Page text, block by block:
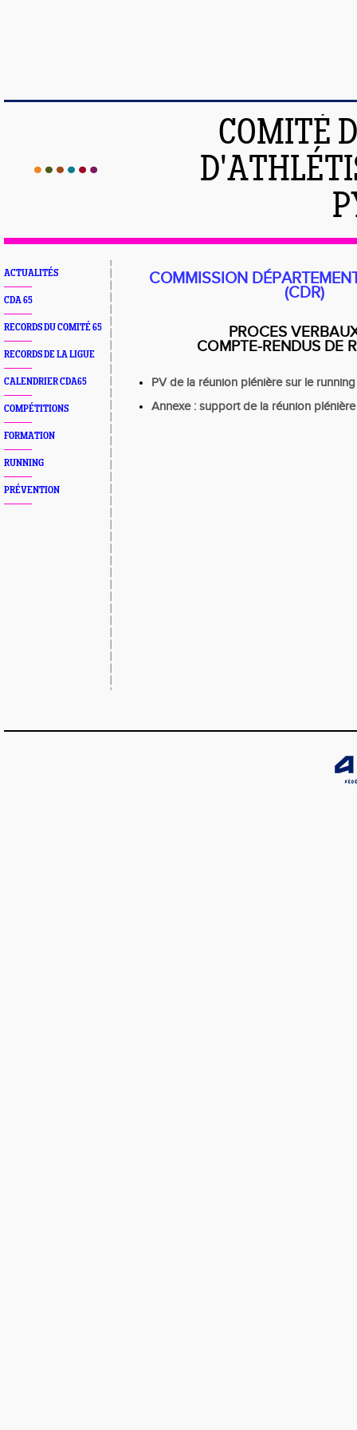
COMITÉ
ACTUALITÉS
CDA 65
RECORDS DU COMITÉ 65
RECORDS DE LA LIGUE
CALENDRIER CDA65
COMPÉTITIONS
FORMATION
RUNNING
PRÉVENTION
COMMISSION
(CDR)
PROCES
COMPTE-RENDUS DE
PV de la réunion plénière sur le running
Annexe : support de la réunion plénière